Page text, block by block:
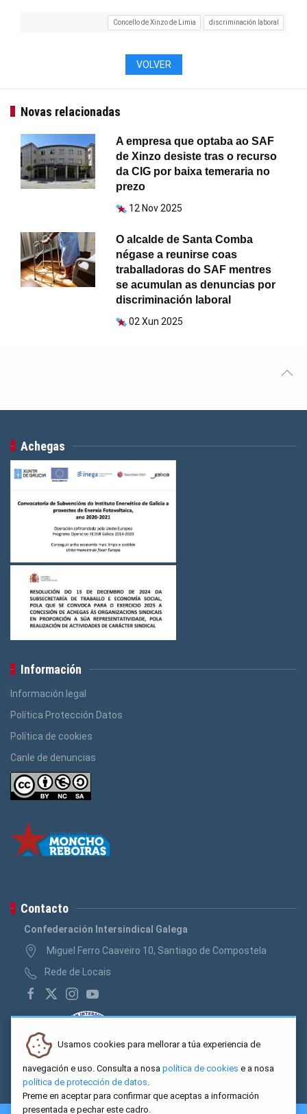
Concello de Xinzo de Limia discriminación laboral
VOLVER
Novas relacionadas
A empresa que optaba ao SAF
de Xinzo desiste tras o recurso
da CIG por baixa temeraria no
prezo
12 Nov 2025
O alcalde de Santa Comba
négase a reunirse coas
traballadoras do SAF mentres
se acumulan as denuncias por
discriminación laboral
02 Xun 2025
Achegas
Información
Información legal
Política Protección Datos
Política de cookies
Canle de denuncias
Contacto
Confederación Intersindical Galega
Miguel Ferro Caaveiro 10, Santiago de Compostela
Rede de Locais
Usamos cookies para mellorar a túa experiencia de
navegación e uso. Consulta a nosa política de cookies e a nosa
política de protección de datos.
Preme en aceptar para confirmar que aceptas a información
presentada e pechar este cadro.